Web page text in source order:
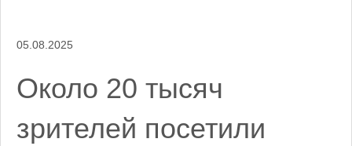
05.08.2025
Около 20 тысяч
зрителей посетили